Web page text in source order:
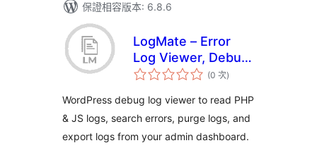
保證相容版本: 6.8.6
LogMate – Error
Log Viewer, Debug
Logger & PHP/JS
(0 次評
分
數
)
WordPress debug log viewer to read PHP
& JS logs, search errors, purge logs, and
export logs from your admin dashboard.